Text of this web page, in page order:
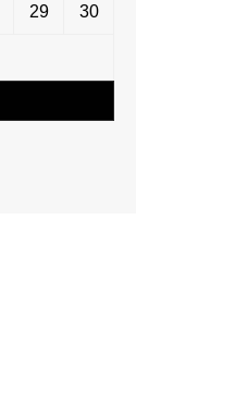
29 30